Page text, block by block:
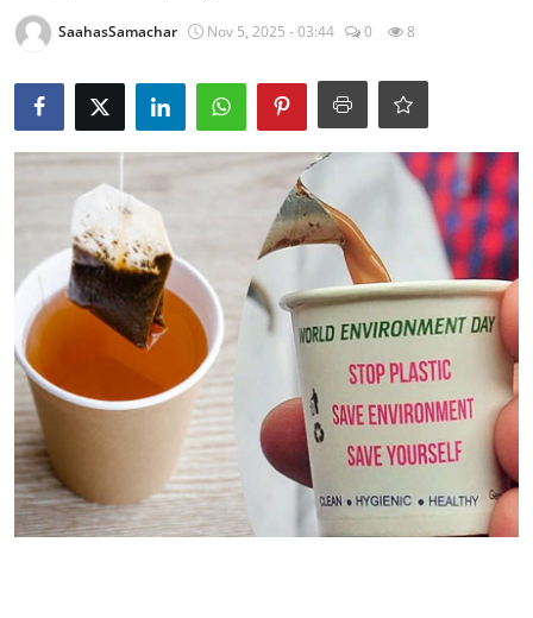
खेल
Epaper
धर्म
लाइफस्टाइल
SaahasSamachar Nov 5, 2025 - 03:44 0 8